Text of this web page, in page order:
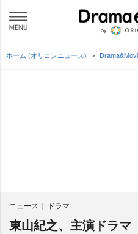
ホーム (オリコンニュース)
ニュース ドラマ
東山紀之、主演ドラマ